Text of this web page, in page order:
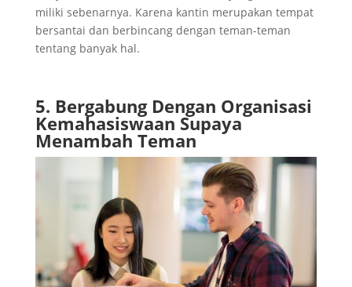
miliki sebenarnya. Karena kantin merupakan tempat
bersantai dan berbincang dengan teman-teman
tentang banyak hal.
5. Bergabung Dengan Organisasi
Kemahasiswaan Supaya
Menambah Teman